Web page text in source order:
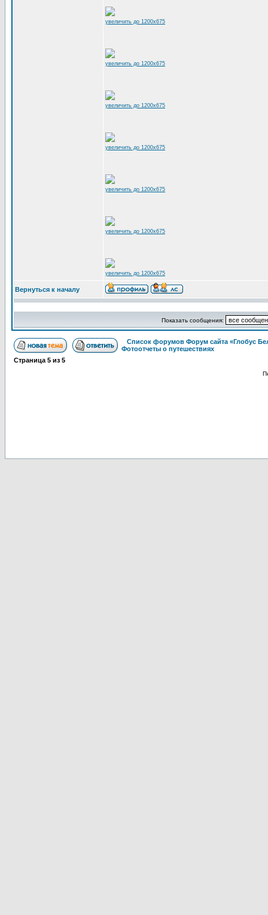
увеличить до 1200x675
увеличить до 1200x675
увеличить до 1200x675
увеличить до 1200x675
увеличить до 1200x675
увеличить до 1200x675
увеличить до 1200x675
Вернуться к началу
Показать сообщения:
Список форумов Форум сайта «Глобус
Фотоотчеты о путешествиях
Страница 5 из 5